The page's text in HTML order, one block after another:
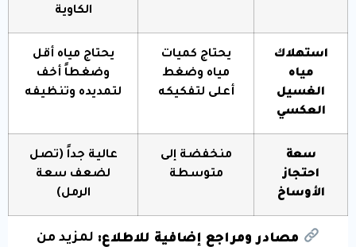
الكاوية
استهلاك
مياه
الغسيل
العكسي
يحتاج كميات
مياه وضغط
أعلى لتفكيكه
يحتاج مياه أقل
وضغطاً أخف
لتمديده وتنظيفه
سعة
احتجاز
الأوساخ
منخفضة إلى
متوسطة
عالية جداً (تصل
لضعف سعة
الرمل)
مصادر ومراجع إضافية للاطلاع: لمزيد من